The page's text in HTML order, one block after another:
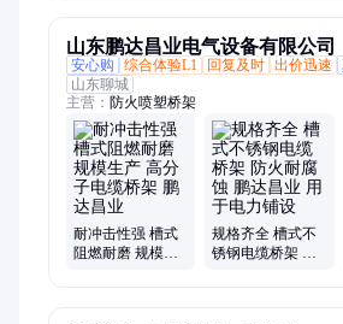
山东鹏达昌业电气设备有限公司
安心购
综合体验L1 回复及时 出价迅速
山东聊城
主营： 防火喷塑桥架
耐冲击性强 槽式
阻燃耐磨 规模生
规格齐全 槽式不
锈钢电缆桥架 防